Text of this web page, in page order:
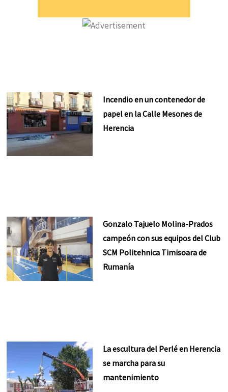
Incendio en un contenedor de
papel en la Calle Mesones de
Herencia
Gonzalo Tajuelo Molina-Prados
campeón con sus equipos del Club
SCM Politehnica Timisoara de
Rumanía
La escultura del Perlé en Herencia
se marcha para su
mantenimiento